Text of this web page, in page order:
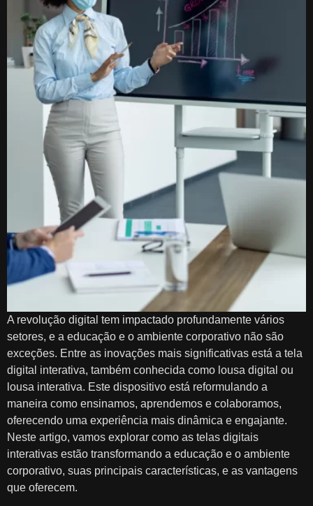
A revolução digital tem impactado profundamente vários
setores, e a educação e o ambiente corporativo não são
exceções. Entre as inovações mais significativas está a tela
digital interativa, também conhecida como lousa digital ou
lousa interativa. Este dispositivo está reformulando a
maneira como ensinamos, aprendemos e colaboramos,
oferecendo uma experiência mais dinâmica e engajante.
Neste artigo, vamos explorar como as telas digitais
interativas estão transformando a educação e o ambiente
corporativo, suas principais características, e as vantagens
que oferecem.